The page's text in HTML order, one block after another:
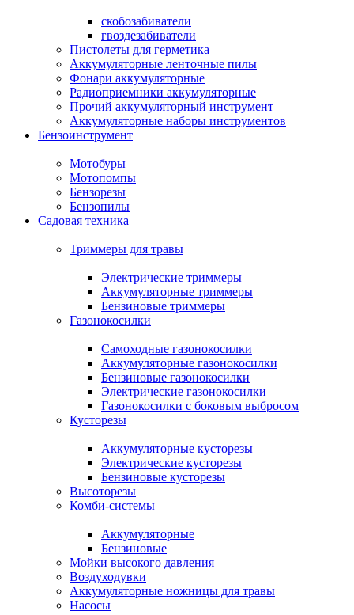
скобозабиватели
гвоздезабиватели
Пистолеты для герметика
Аккумуляторные ленточные пилы
Фонари аккумуляторные
Радиоприемники аккумуляторные
Прочий аккумуляторный инструмент
Аккумуляторные наборы инструментов
Бензоинструмент
Мотобуры
Мотопомпы
Бензорезы
Бензопилы
Садовая техника
Триммеры для травы
Электрические триммеры
Аккумуляторные триммеры
Бензиновые триммеры
Газонокосилки
Самоходные газонокосилки
Аккумуляторные газонокосилки
Бензиновые газонокосилки
Электрические газонокосилки
Газонокосилки с боковым выбросом
Кусторезы
Аккумуляторные кусторезы
Электрические кусторезы
Бензиновые кусторезы
Высоторезы
Комби-системы
Аккумуляторные
Бензиновые
Мойки высокого давления
Воздуходувки
Аккумуляторные ножницы для травы
Насосы